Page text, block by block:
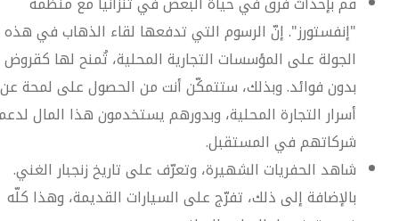
"إنفستورز". إنّ الرسوم التي تدفعها لقاء الذهاب في هذه
الجولة على المؤسسات التجارية المحلية، تُمنح لها كقروض
بدون فوائد. وبذلك، ستتمكّن أنت من الحصول على لمحة عن
أسرار التجارة المحلية، وبدورهم يستخدمون هذا المال
شركاتهم في المستقبل.
شاهد الحفريات الشهيرة، وتعرّف على تاريخ زنجبار الغني.
بالإضافة إلى ذلك، تفرّج على السيارات القديمة، وهذا كلّه